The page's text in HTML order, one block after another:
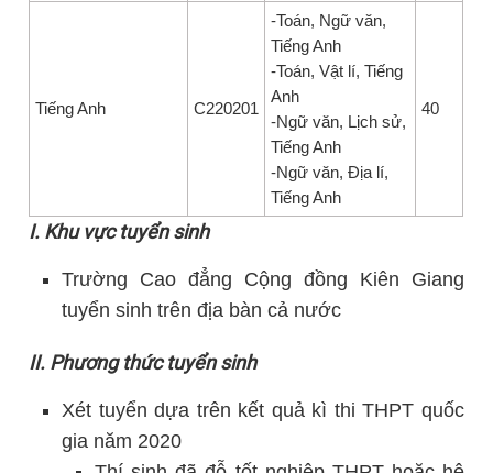
Tiếng Anh C220201
-Toán, Ngữ văn,
Tiếng Anh
-Toán, Vật lí, Tiếng
Anh
-Ngữ văn, Lịch sử,
Tiếng Anh
-Ngữ văn, Địa lí,
Tiếng Anh
40
I. Khu vực tuyển sinh
Trường Cao đẳng Cộng đồng Kiên Giang
tuyển sinh trên địa bàn cả nước
II. Phương thức tuyển sinh
Xét tuyển dựa trên kết quả kì thi THPT quốc
gia năm 2020